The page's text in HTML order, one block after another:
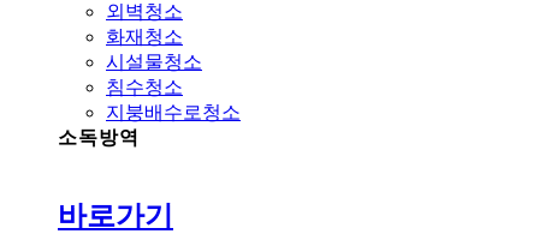
외벽청소
화재청소
시설물청소
침수청소
지붕배수로청소
소독방역
바로가기